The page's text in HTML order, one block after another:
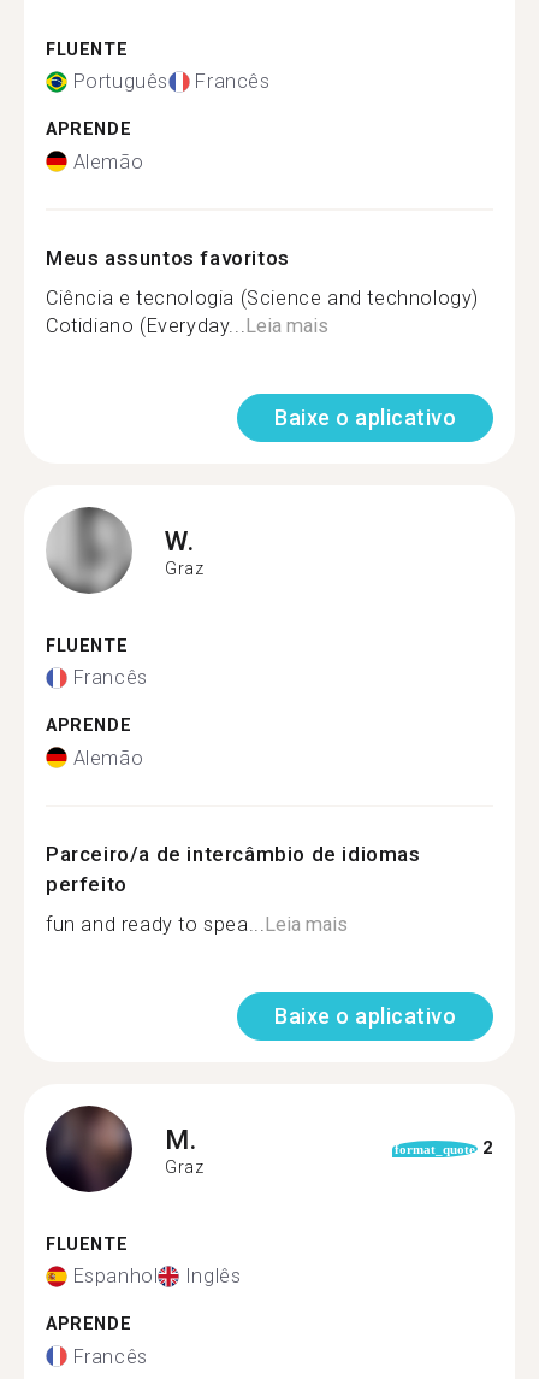
FLUENTE
Português Francês
APRENDE
Alemão
Meus assuntos favoritos
Ciência e tecnologia (Science and technology)
Cotidiano (Everyday... Leia mais
Baixe o aplicativo
W.
Graz
FLUENTE
Francês
APRENDE
Alemão
Parceiro/a de intercâmbio de idiomas
perfeito
fun and ready to spea... Leia mais
Baixe o aplicativo
M.
Graz
format_quote 2
FLUENTE
Espanhol Inglês
APRENDE
Francês